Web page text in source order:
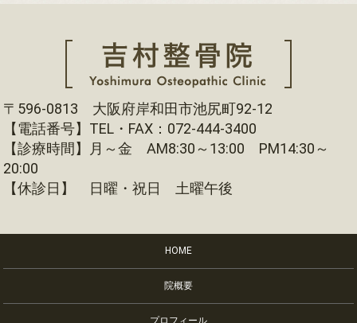
〒596-0813 大阪府岸和田市池尻町92-12
【電話番号】TEL・FAX：072-444-3400
【診療時間】月～金 AM8:30～13:00 PM14:30～
20:00
【休診日】 日曜・祝日 土曜午後
HOME
院概要
プロフィール